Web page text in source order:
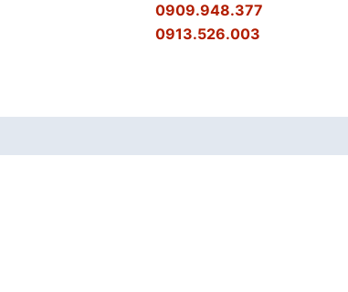
0909.948.377
0913.526.003